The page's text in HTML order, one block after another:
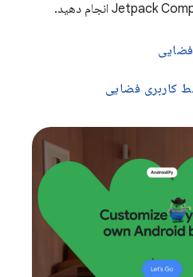
کاربری فضایی